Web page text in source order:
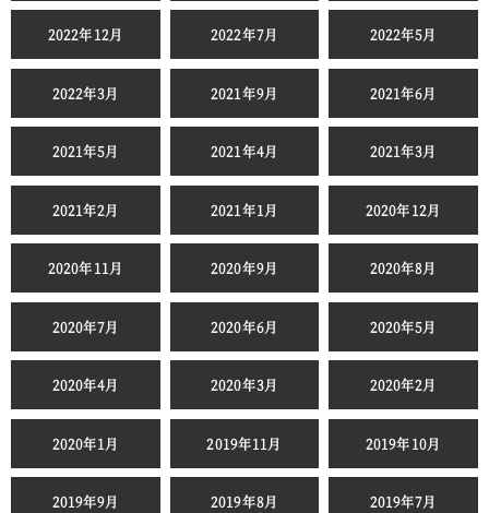
2022年12月 2022年7月 2022年5月
2022年3月 2021年9月 2021年6月
2021年5月 2021年4月 2021年3月
2021年2月 2021年1月 2020年12月
2020年11月 2020年9月 2020年8月
2020年7月 2020年6月 2020年5月
2020年4月 2020年3月 2020年2月
2020年1月 2019年11月 2019年10月
2019年9月 2019年8月 2019年7月